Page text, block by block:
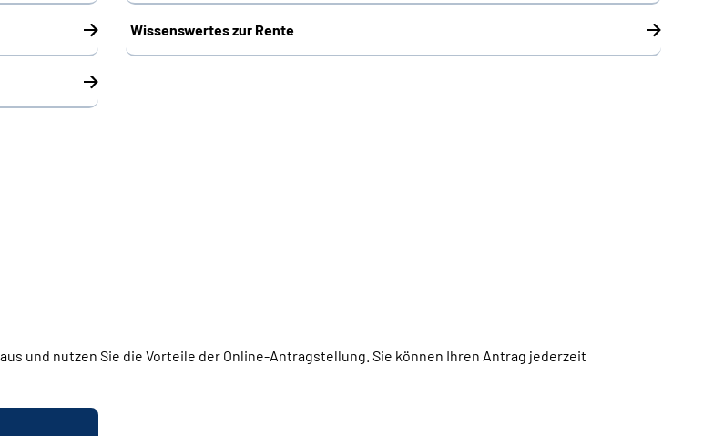
Wissenswertes zur Rente
und nutzen Sie die Vorteile der Online-Antragstellung. Sie können Ihren Antrag jederzeit